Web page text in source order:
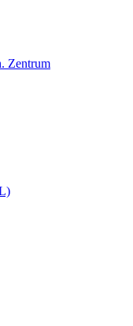
Zentrum